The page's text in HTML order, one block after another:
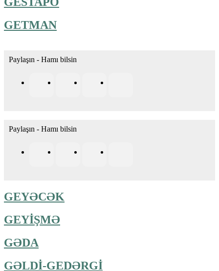
GETMAN
Paylaşın - Hamı bilsin
Paylaşın - Hamı bilsin
GEYƏCƏK
GEYİŞMƏ
GƏDA
GƏLDİ-GEDƏRGİ